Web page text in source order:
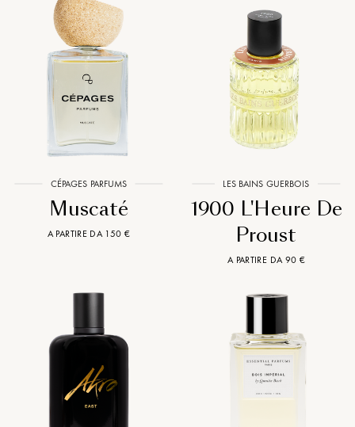
CÉPAGES PARFUMS
Muscaté
A PARTIRE DA 150 €
LES BAINS GUERBOIS
1900 L'Heure De
Proust
A PARTIRE DA 90 €